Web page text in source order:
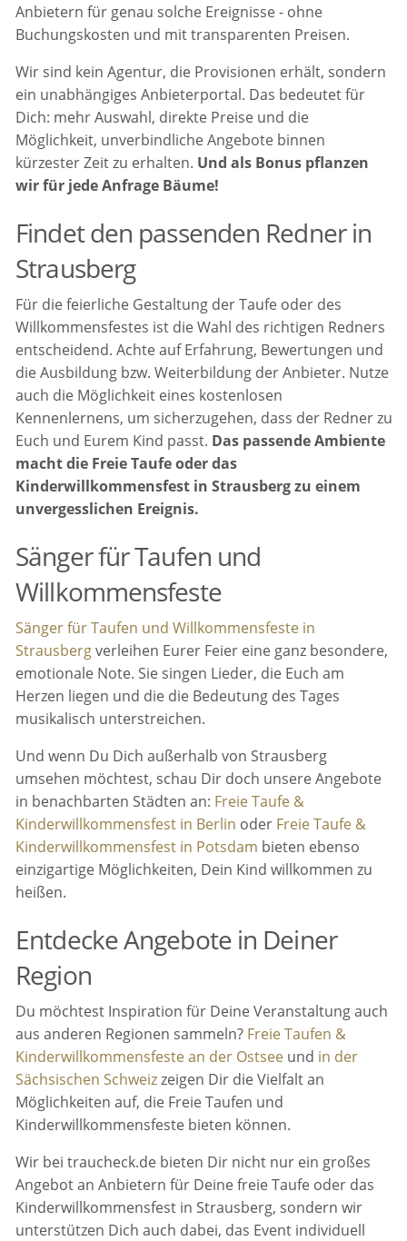
Anbietern für genau solche Ereignisse - ohne
Buchungskosten und mit transparenten Preisen.
Wir sind kein Agentur, die Provisionen erhält, sondern
ein unabhängiges Anbieterportal. Das bedeutet für
Dich: mehr Auswahl, direkte Preise und die
Möglichkeit, unverbindliche Angebote binnen
kürzester Zeit zu erhalten. Und als Bonus pflanzen
wir für jede Anfrage Bäume!
Findet den passenden Redner in
Strausberg
Für die feierliche Gestaltung der Taufe oder des
Willkommensfestes ist die Wahl des richtigen Redners
entscheidend. Achte auf Erfahrung, Bewertungen und
die Ausbildung bzw. Weiterbildung der Anbieter. Nutze
auch die Möglichkeit eines kostenlosen
Kennenlernens, um sicherzugehen, dass der Redner zu
Euch und Eurem Kind passt. Das passende Ambiente
macht die Freie Taufe oder das
Kinderwillkommensfest in Strausberg zu einem
unvergesslichen Ereignis.
Sänger für Taufen und
Willkommensfeste
Sänger für Taufen und Willkommensfeste in
Strausbergverleihen Eurer Feier eine ganz besondere,
emotionale Note. Sie singen Lieder, die Euch am
Herzen liegen und die die Bedeutung des Tages
musikalisch unterstreichen.
Und wenn Du Dich außerhalb von Strausberg
umsehen möchtest, schau Dir doch unsere Angebote
in benachbarten Städten an: Freie Taufe &
Kinderwillkommensfest in Berlin oder Freie Taufe &
Kinderwillkommensfest in Potsdam bieten ebenso
einzigartige Möglichkeiten, Dein Kind willkommen zu
heißen.
Entdecke Angebote in Deiner
Region
Du möchtest Inspiration für Deine Veranstaltung auch
aus anderen Regionen sammeln? Freie Taufen &
Kinderwillkommensfeste an der Ostsee und in der
Sächsischen Schweizzeigen Dir die Vielfalt an
Möglichkeiten auf, die Freie Taufen und
Kinderwillkommensfeste bieten können.
Wir bei traucheck.de bieten Dir nicht nur ein großes
Angebot an Anbietern für Deine freie Taufe oder das
Kinderwillkommensfest in Strausberg, sondern wir
unterstützen Dich auch dabei, das Event individuell